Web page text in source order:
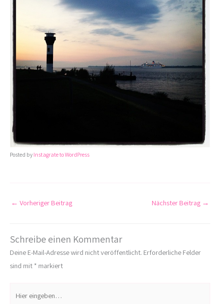
Posted by Instagrate to WordPress
← Vorheriger Beitrag Nächster Beitrag →
Schreibe einen Kommentar
Deine E-Mail-Adresse wird nicht veröffentlicht. Erforderliche Felder
sind mit * markiert